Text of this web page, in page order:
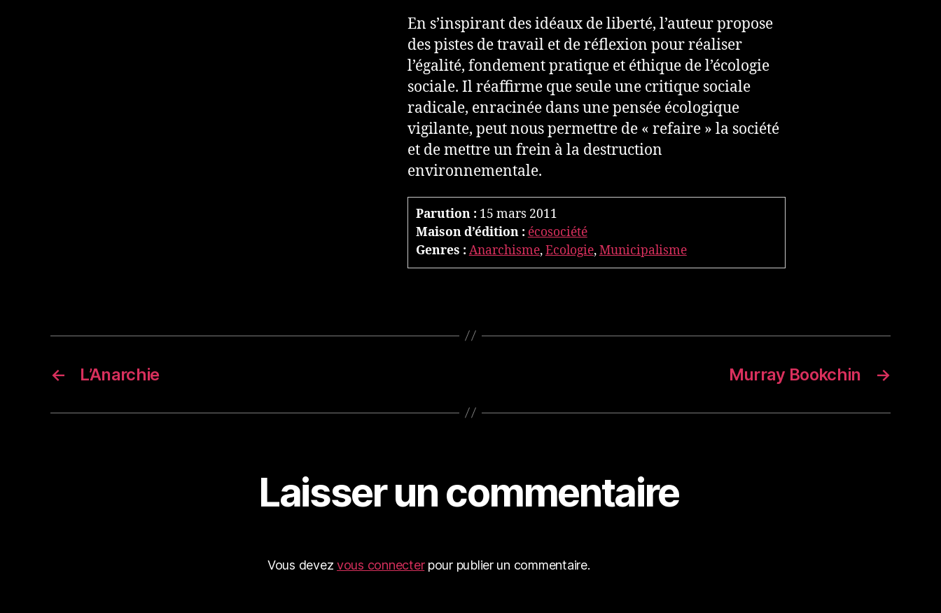
En s’inspirant des idéaux de liberté, l’auteur propose
des pistes de travail et de réflexion pour réaliser
l’égalité, fondement pratique et éthique de l’écologie
sociale. Il réaffirme que seule une critique sociale
radicale, enracinée dans une pensée écologique
vigilante, peut nous permettre de « refaire » la société
et de mettre un frein à la destruction
environnementale.
Parution : 15 mars 2011
Maison d’édition : écosociété
Genres : Anarchisme,Ecologie,Municipalisme
← L’Anarchie →
Murray Bookchin
Laisser un commentaire
Vous devezvous connecterpour publier un commentaire.